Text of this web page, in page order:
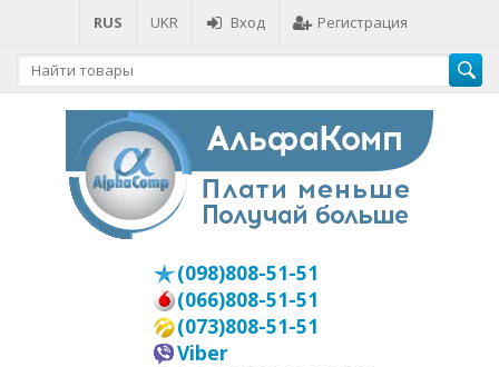
RUS UKR Вход Регистрация
(098)808-51-51
(066)808-51-51
(073)808-51-51
Viber